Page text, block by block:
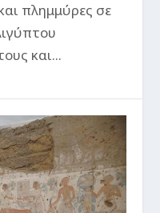
πλημμύρες σε
και...